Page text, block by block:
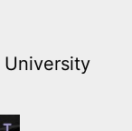
University